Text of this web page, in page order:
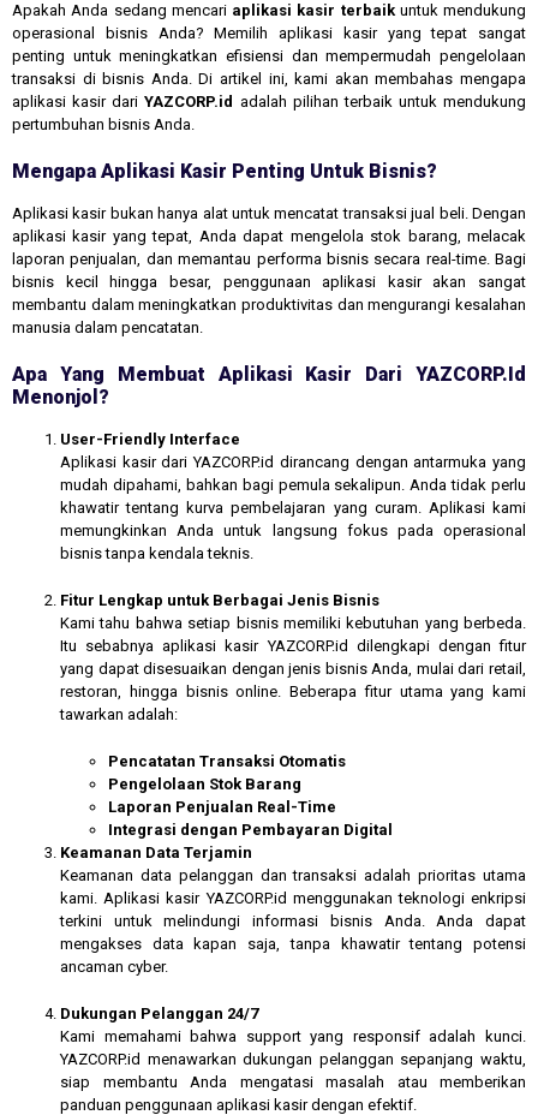
Apakah Anda sedang mencari aplikasi kasir terbaikuntuk mendukung
operasional bisnis Anda? Memilih aplikasi kasir yang tepat sangat
penting untuk meningkatkan efisiensi dan mempermudah pengelolaan
transaksi di bisnis Anda. Di artikel ini, kami akan membahas mengapa
aplikasi kasir dariYAZCORP.id adalah pilihan terbaik untuk mendukung
pertumbuhan bisnis Anda.
Mengapa Aplikasi Kasir Penting Untuk Bisnis?
Aplikasi kasir bukan hanya alat untuk mencatat transaksi jual beli. Dengan
aplikasi kasir yang tepat, Anda dapat mengelola stok barang, melacak
laporan penjualan, dan memantau performa bisnis secara real-time. Bagi
bisnis kecil hingga besar, penggunaan aplikasi kasir akan sangat
membantu dalam meningkatkan produktivitas dan mengurangi kesalahan
manusia dalam pencatatan.
Apa Yang Membuat Aplikasi Kasir Dari YAZCORP.id
Menonjol?
User-Friendly Interface
Aplikasi kasir dari YAZCORP.id dirancang dengan antarmuka yang
mudah dipahami, bahkan bagi pemula sekalipun. Anda tidak perlu
khawatir tentang kurva pembelajaran yang curam. Aplikasi kami
memungkinkan Anda untuk langsung fokus pada operasional
bisnis tanpa kendala teknis.
Fitur Lengkap untuk Berbagai Jenis Bisnis
Kami tahu bahwa setiap bisnis memiliki kebutuhan yang berbeda.
Itu sebabnya aplikasi kasir YAZCORP.id dilengkapi dengan fitur
yang dapat disesuaikan dengan jenis bisnis Anda, mulai dari retail,
restoran, hingga bisnis online. Beberapa fitur utama yang kami
tawarkan adalah:
Pencatatan Transaksi Otomatis
Pengelolaan Stok Barang
Laporan Penjualan Real-Time
Integrasi dengan Pembayaran Digital
Keamanan Data Terjamin
Keamanan data pelanggan dan transaksi adalah prioritas utama
kami. Aplikasi kasir YAZCORP.id menggunakan teknologi enkripsi
terkini untuk melindungi informasi bisnis Anda. Anda dapat
mengakses data kapan saja, tanpa khawatir tentang potensi
ancaman cyber.
Dukungan Pelanggan 24/7
Kami memahami bahwa support yang responsif adalah kunci.
YAZCORP.id menawarkan dukungan pelanggan sepanjang waktu,
siap membantu Anda mengatasi masalah atau memberikan
panduan penggunaan aplikasi kasir dengan efektif.